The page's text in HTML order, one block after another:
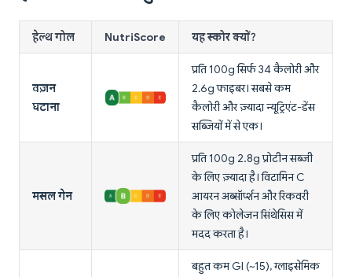
हेल्थ गोल NutriScore यह स्कोर क्यों?
वज़न
घटाना
प्रति 100g सिर्फ 34 कैलोरी और
2.6g फाइबर। सबसे कम
कैलोरी और ज़्यादा न्यूट्रिएंट-डेंस
सब्जियों में से एक।
मसल गेन
प्रति 100g 2.8g प्रोटीन सब्जी
के लिए ज़्यादा है। विटामिन C
आयरन अब्सॉर्प्शन और रिकवरी
के लिए कोलेजन सिंथेसिस में
मदद करता है।
बहुत कम GI (~15), ग्लाइसेमिक